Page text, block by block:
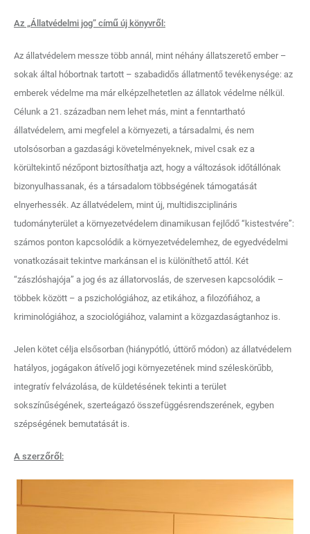
Az „Állatvédelmi jog” című új könyvről:
Az állatvédelem messze több annál, mint néhány állatszerető ember –
sokak által hóbortnak tartott – szabadidős állatmentő tevékenysége: az
emberek védelme ma már elképzelhetetlen az állatok védelme nélkül.
Célunk a 21. században nem lehet más, mint a fenntartható
állatvédelem, ami megfelel a környezeti, a társadalmi, és nem
utolsósorban a gazdasági követelményeknek, mivel csak ez a
körültekintő nézőpont biztosíthatja azt, hogy a változások időtállónak
bizonyulhassanak, és a társadalom többségének támogatását
elnyerhessék. Az állatvédelem, mint új, multidiszciplináris
tudományterület a környezetvédelem dinamikusan fejlődő “kistestvére”:
számos ponton kapcsolódik a környezetvédelemhez, de egyedvédelmi
vonatkozásait tekintve markánsan el is különíthető attól. Két
“zászlóshajója” a jog és az állatorvoslás, de szervesen kapcsolódik –
többek között – a pszichológiához, az etikához, a filozófiához, a
kriminológiához, a szociológiához, valamint a közgazdaságtanhoz is.
Jelen kötet célja elsősorban (hiánypótló, úttörő módon) az állatvédelem
hatályos, jogágakon átívelő jogi környezetének mind széleskörűbb,
integratív felvázolása, de küldetésének tekinti a terület
sokszínűségének, szerteágazó összefüggésrendszerének, egyben
szépségének bemutatását is.
A szerzőről: